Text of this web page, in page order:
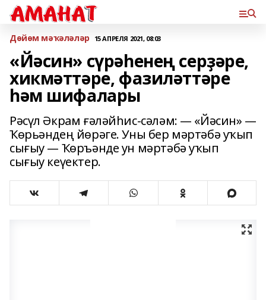
Дөйөм мәҡәләләр 15 АПРЕЛЯ 2021, 08:03
«Йәсин» сүрәһенең серҙәре,
хикмәттәре, фазиләттәре
һәм шифалары
Рәсүл Әкрам ғәләйһис-сәләм: — «Йәсин» —
Ҡөрьәндең йөрәге. Уны бер мәртәбә уҡып
сығыу — Ҡөръәнде ун мәртәбә уҡып
сығыу кеүектер.